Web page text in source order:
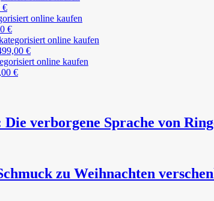
€
€
€
€
verborgene Sprache von
zu Weihnachten